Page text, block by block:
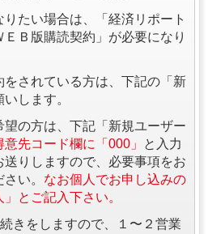
たい場合は、「経済リポート
Ｂ版購読契約」が必要になり
されている方は、下記の「新
します。
の方は、下記「新規ユーザー
意先コード欄に「000」
と入力
送りしますので、必要事項をお
い。 なお個人でお申し込みの
とご記入下さい。
きをしますので、１〜２営業